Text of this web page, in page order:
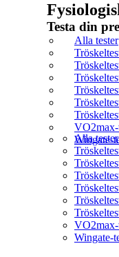
Testa din
Alla tester
VO2max-
Wingate-
Alla tester
VO2max-
Wingate-